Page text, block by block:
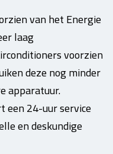
van het Energie
laag
voorzien
deze nog minder
apparatuur.
een 24-uur service
en deskundige